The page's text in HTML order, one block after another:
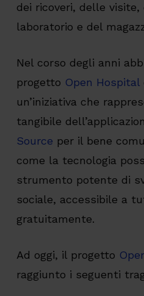
dei ricoveri, delle
laboratorio e del
Nel corso degli anni
progetto Open Hospital
un’iniziativa che
tangibile
Source per il bene
come la tecnologia
strumento potente di
sociale, accessibile a
gratuitamente.
Ad oggi, il progetto
raggiunto i seguenti